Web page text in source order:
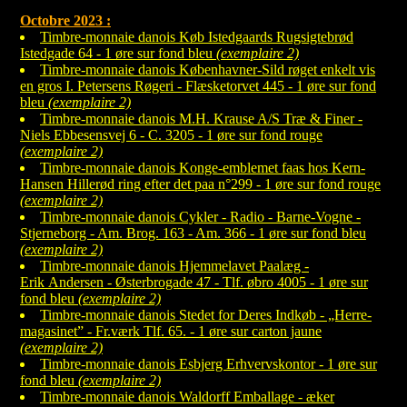
Octobre 2023 :
Timbre-monnaie danois Køb Istedgaards Rugsigtebrød
Istedgade 64 - 1 øre sur fond bleu (exemplaire 2)
Timbre-monnaie danois Københavner-Sild røget enkelt vis
en gros I. Petersens Røgeri - Flæsketorvet 445 - 1 øre sur fond
bleu (exemplaire 2)
Timbre-monnaie danois M.H. Krause A/S Træ & Finer -
Niels Ebbesensvej 6 - C. 3205 - 1 øre sur fond rouge
(exemplaire 2)
Timbre-monnaie danois Konge-emblemet faas hos Kern-
Hansen Hillerød ring efter det paa n°299 - 1 øre sur fond rouge
(exemplaire 2)
Timbre-monnaie danois Cykler - Radio - Barne-Vogne -
Stjerneborg - Am. Brog. 163 - Am. 366 - 1 øre sur fond bleu
(exemplaire 2)
Timbre-monnaie danois Hjemmelavet Paalæg -
Erik Andersen - Østerbrogade 47 - Tlf. øbro 4005 - 1 øre sur
fond bleu (exemplaire 2)
Timbre-monnaie danois Stedet for Deres Indkøb - „Herre-
magasinet” - Fr.værk Tlf. 65. - 1 øre sur carton jaune
(exemplaire 2)
Timbre-monnaie danois Esbjerg Erhvervskontor - 1 øre sur
fond bleu (exemplaire 2)
Timbre-monnaie danois Waldorff Emballage - æker